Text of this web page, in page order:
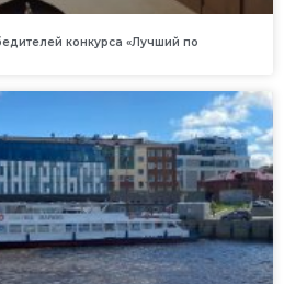
конкурса «Лучший по